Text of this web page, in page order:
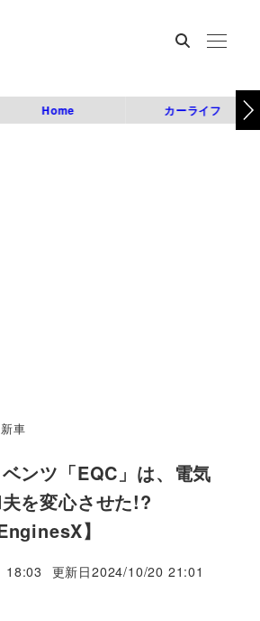
Home カーライフ
車
ンツ「EQC」は、電気
を変心させた!?
】
18:03 更新日2024/10/20 21:01